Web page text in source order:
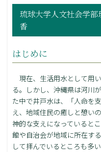
琉球大学人文社会学
香
はじめに
現在、生活用水として用
る。しかし、沖縄県は河川
た中で井戸水は、「人命を
え、地域住民の癒しと憩い
神的な支えになっていると
館や自治会が地域に所在す
して拝んでいるところも多